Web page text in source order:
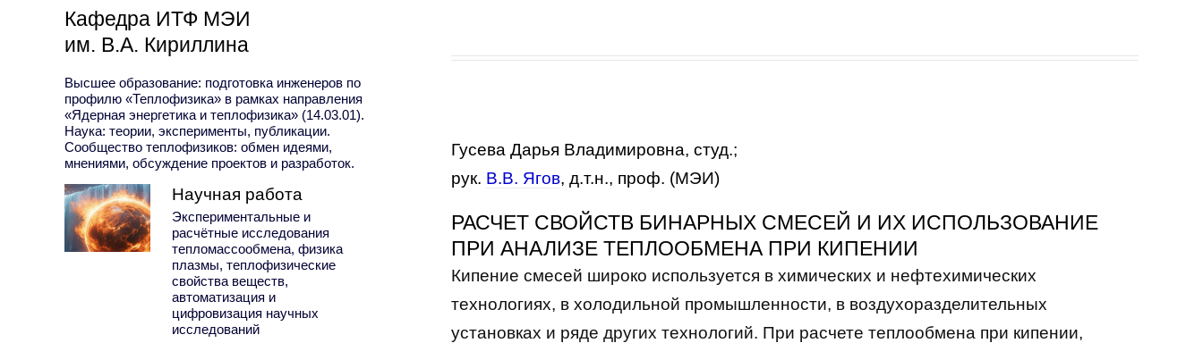
Кафедра ИТФ МЭИ
им. В.А. Кириллина
Высшее образование: подготовка инженеров по
профилю «Теплофизика» в рамках направления
«Ядерная энергетика и теплофизика» (14.03.01).
Наука: теории, эксперименты, публикации.
Сообщество теплофизиков: обмен идеями,
мнениями, обсуждение проектов и разработок.
Научная работа
Экспериментальные и
расчётные исследования
тепломассообмена, физика
плазмы, теплофизические
свойства веществ,
автоматизация и
цифровизация научных
исследований
Гусева Дарья Владимировна, студ.;
рук. В.В. Ягов, д.т.н., проф. (МЭИ)
РАСЧЕТ СВОЙСТВ БИНАРНЫХ СМЕСЕЙ И ИХ ИСПОЛЬЗОВАНИЕ
ПРИ АНАЛИЗЕ ТЕПЛООБМЕНА ПРИ КИПЕНИИ
Кипение смесей широко используется в химических и нефтехимических
технологиях, в холодильной промышленности, в воздухоразделительных
установках и ряде других технологий. При расчете теплообмена при кипении,